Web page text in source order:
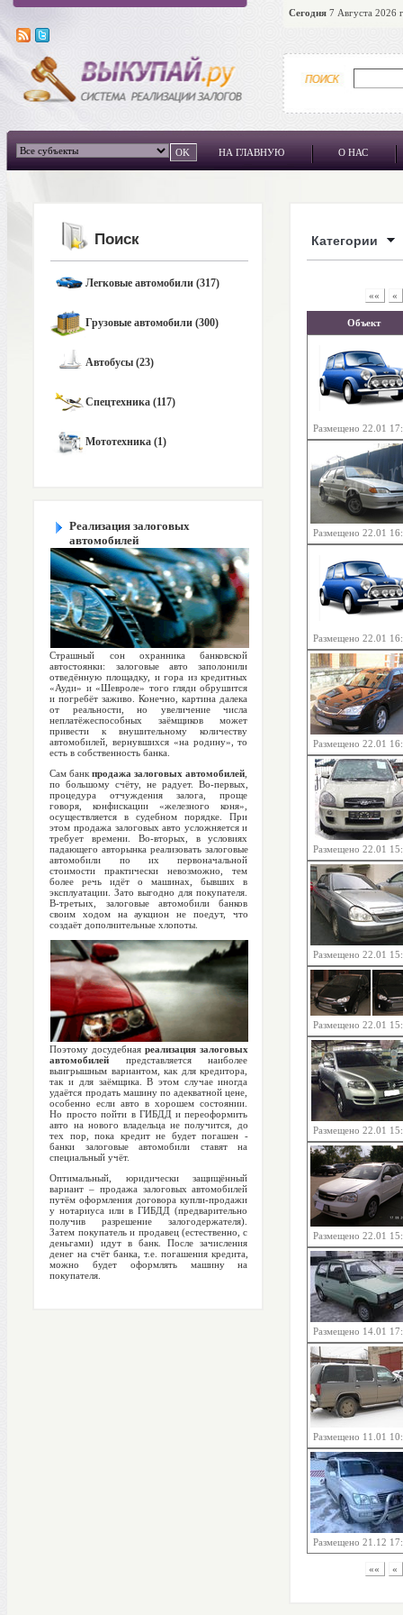
Сегодня 7 Августа 2026
НА ГЛАВНУЮ О НАС
Поиск
Легковые автомобили (317)
Грузовые автомобили (300)
Автобусы (23)
Спецтехника (117)
Мототехника (1)
Реализация залоговых
автомобилей
Страшный сон охранника банковской
автостоянки: залоговые авто заполонили
отведённую площадку, и гора из кредитных
«Ауди» и «Шевроле» того гляди обрушится
и погребёт заживо. Конечно, картина далека
от реальности, но увеличение числа
неплатёжеспособных заёмщиков может
привести к внушительному количеству
автомобилей, вернувшихся «на родину», то
есть в собственность банка.
Сам банкпродажа залоговых автомобилей
по большому счёту, не радует. Во-первых,
процедура отчуждения залога, проще
говоря, конфискации «железного коня»,
осуществляется в судебном порядке. При
этом продажа залоговых авто усложняется и
требует времени. Во-вторых, в условиях
падающего авторынка реализовать залоговые
автомобили по их первоначальной
стоимости практически невозможно, тем
более речь идёт о машинах, бывших в
эксплуатации. Зато выгодно для покупателя.
В-третьих, залоговые автомобили банков
своим ходом на аукцион не поедут, что
создаёт дополнительные хлопоты.
Поэтому досудебная реализация залоговых
автомобилей представляется наиболее
выигрышным вариантом, как для кредитора,
так и для заёмщика. В этом случае иногда
удаётся продать машину по адекватной цене,
особенно если авто в хорошем состоянии.
Но просто пойти в ГИБДД и переоформить
авто на нового владельца не получится, до
тех пор, пока кредит не будет погашен -
банки залоговые автомобили ставят на
специальный учёт.
Оптимальный, юридически защищённый
вариант – продажа залоговых автомобилей
путём оформления договора купли-продажи
у нотариуса или в ГИБДД (предварительно
получив разрешение залогодержателя).
Затем покупатель и продавец (естественно, с
деньгами) идут в банк. После зачисления
денег на счёт банка, т.е. погашения кредита,
можно будет оформлять машину на
покупателя.
Категории
«« «
Объект
Размещено 22.01
Размещено 22.01
Размещено 22.01
Размещено 22.01
Размещено 22.01
Размещено 22.01
Размещено 22.01
Размещено 22.01
Размещено 22.01
Размещено 14.01
Размещено 11.01
Размещено 21.12
«« «